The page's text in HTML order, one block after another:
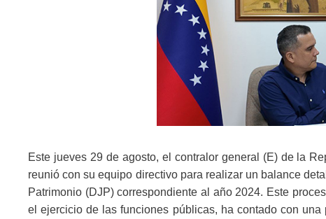
Este jueves 29 de agosto, el contralor general (E) de la
reunió con su equipo directivo para realizar un balance
Patrimonio (DJP) correspondiente al año 2024. Este
el ejercicio de las funciones públicas, ha contado con